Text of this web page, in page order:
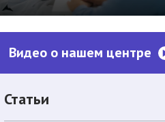
Видео о нашем центре
Статьи